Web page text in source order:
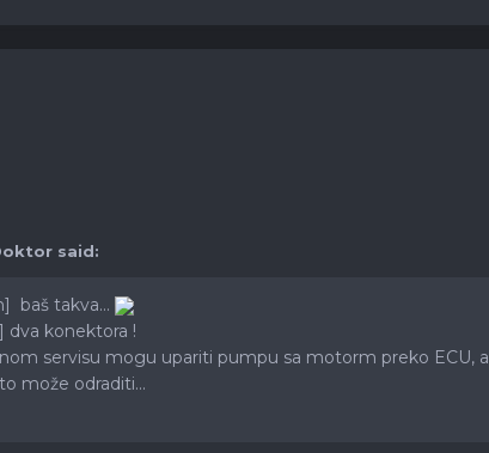
said:
baš takva...
dva konektora !
servisu mogu upariti pumpu sa motorm preko ECU,
može odraditi...